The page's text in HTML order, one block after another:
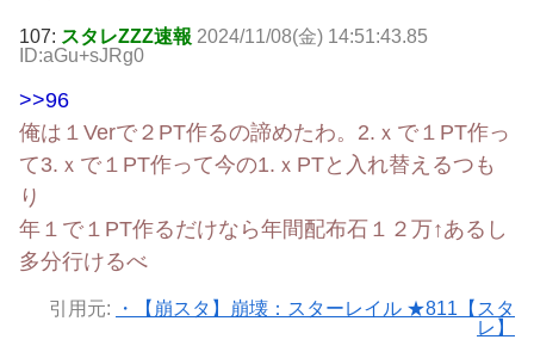
107: スタレZZZ速報 2024/11/08(金) 14:51:43.85
ID:aGu+sJRg0
>>96
俺は１Verで２PT作るの諦めたわ。2.ｘで１PT作っ
て3.ｘで１PT作って今の1.ｘPTと入れ替えるつも
り
年１で１PT作るだけなら年間配布石１２万↑あるし
多分行けるべ
引用元:
・【崩スタ】崩壊：スターレイル ★811【スタ
レ】